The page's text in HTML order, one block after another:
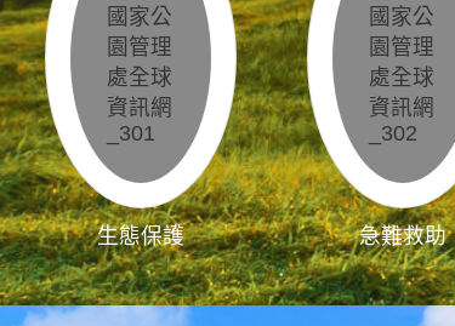
生態保護 急難救助